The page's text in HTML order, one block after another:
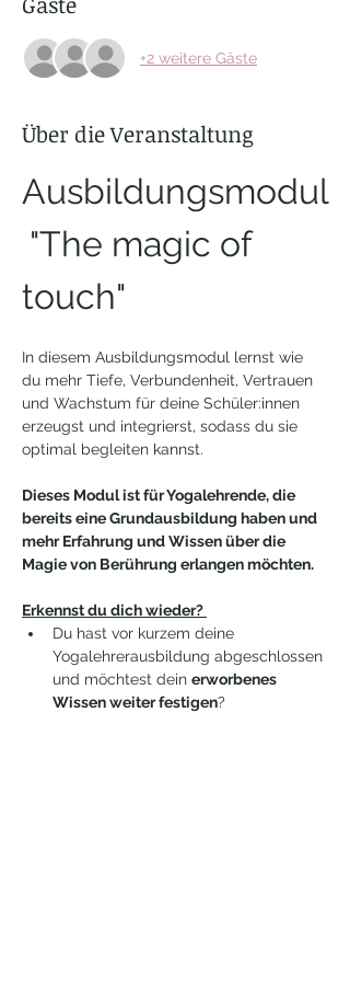
+2 weitere Gäste
Über die Veranstaltung
Ausbildungsmodul
"The magic of
touch"
In diesem Ausbildungsmodul lernst wie
du mehr Tiefe, Verbundenheit, Vertrauen
und Wachstum für deine Schüler:innen
erzeugst und integrierst, sodass du sie
optimal begleiten kannst.
Dieses Modul ist für Yogalehrende, die
bereits eine Grundausbildung haben und
mehr Erfahrung und Wissen über die
Magie von Berührung erlangen möchten.
Erkennst du dich wieder?
Du hast vor kurzem deine
Yogalehrerausbildung abgeschlossen
und möchtest dein erworbenes
Wissen weiter festigen?